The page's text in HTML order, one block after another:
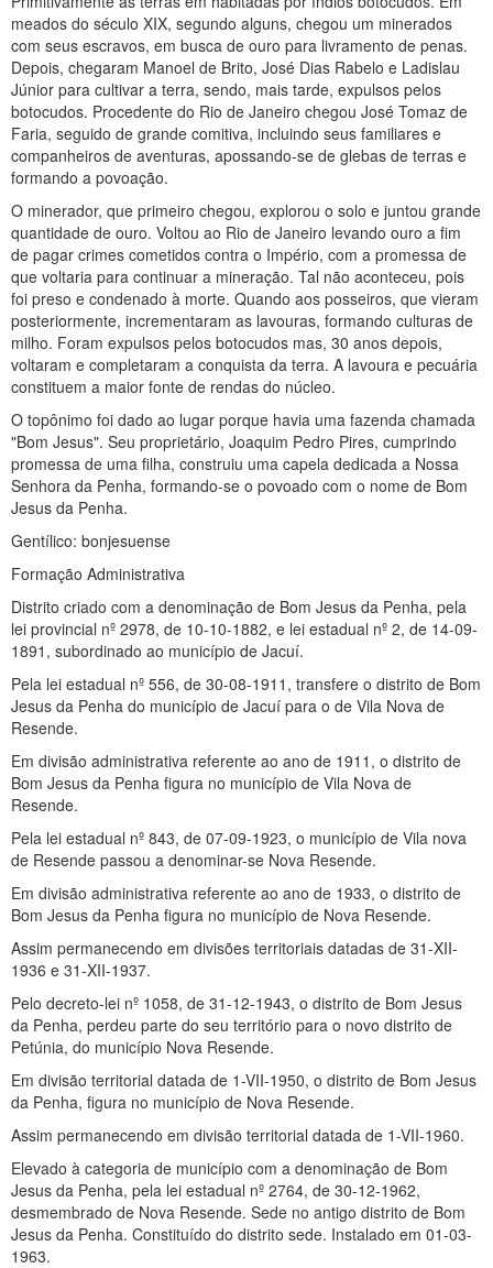
meados do século XIX, segundo alguns, chegou um minerados
com seus escravos, em busca de ouro para livramento de penas.
Depois, chegaram Manoel de Brito, José Dias Rabelo e Ladislau
Júnior para cultivar a terra, sendo, mais tarde, expulsos pelos
botocudos. Procedente do Rio de Janeiro chegou José Tomaz de
Faria, seguido de grande comitiva, incluindo seus familiares e
companheiros de aventuras, apossando-se de glebas de terras e
formando a povoação.
O minerador, que primeiro chegou, explorou o solo e juntou grande
quantidade de ouro. Voltou ao Rio de Janeiro levando ouro a fim
de pagar crimes cometidos contra o Império, com a promessa de
que voltaria para continuar a mineração. Tal não aconteceu, pois
foi preso e condenado à morte. Quando aos posseiros, que vieram
posteriormente, incrementaram as lavouras, formando culturas de
milho. Foram expulsos pelos botocudos mas, 30 anos depois,
voltaram e completaram a conquista da terra. A lavoura e pecuária
constituem a maior fonte de rendas do núcleo.
O topônimo foi dado ao lugar porque havia uma fazenda chamada
"Bom Jesus". Seu proprietário, Joaquim Pedro Pires, cumprindo
promessa de uma filha, construiu uma capela dedicada a Nossa
Senhora da Penha, formando-se o povoado com o nome de Bom
Jesus da Penha.
Gentílico: bonjesuense
Formação Administrativa
Distrito criado com a denominação de Bom Jesus da Penha, pela
lei provincial nº 2978, de 10-10-1882, e lei estadual nº 2, de 14-09-
1891, subordinado ao município de Jacuí.
Pela lei estadual nº 556, de 30-08-1911, transfere o distrito de Bom
Jesus da Penha do município de Jacuí para o de Vila Nova de
Resende.
Em divisão administrativa referente ao ano de 1911, o distrito de
Bom Jesus da Penha figura no município de Vila Nova de
Resende.
Pela lei estadual nº 843, de 07-09-1923, o município de Vila nova
de Resende passou a denominar-se Nova Resende.
Em divisão administrativa referente ao ano de 1933, o distrito de
Bom Jesus da Penha figura no município de Nova Resende.
Assim permanecendo em divisões territoriais datadas de 31-XII-
1936 e 31-XII-1937.
Pelo decreto-lei nº 1058, de 31-12-1943, o distrito de Bom Jesus
da Penha, perdeu parte do seu território para o novo distrito de
Petúnia, do município Nova Resende.
Em divisão territorial datada de 1-VII-1950, o distrito de Bom Jesus
da Penha, figura no município de Nova Resende.
Assim permanecendo em divisão territorial datada de 1-VII-1960.
Elevado à categoria de município com a denominação de Bom
Jesus da Penha, pela lei estadual nº 2764, de 30-12-1962,
desmembrado de Nova Resende. Sede no antigo distrito de Bom
Jesus da Penha. Constituído do distrito sede. Instalado em 01-03-
1963.